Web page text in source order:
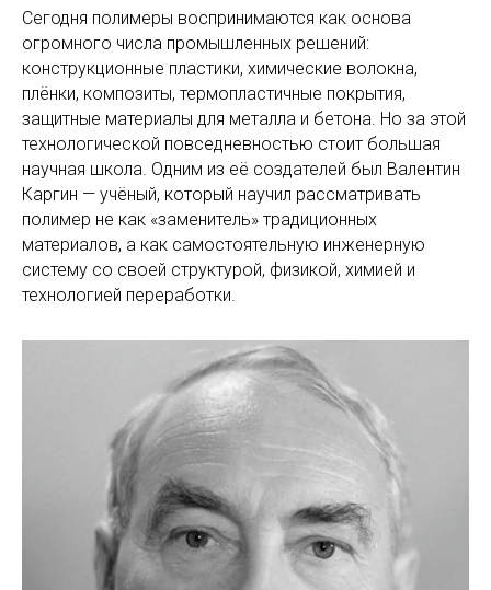
Сегодня полимеры воспринимаются как основа
огромного числа промышленных решений:
конструкционные пластики, химические волокна,
плёнки, композиты, термопластичные покрытия,
защитные материалы для металла и бетона. Но за этой
технологической повседневностью стоит большая
научная школа. Одним из её создателей был Валентин
Каргин — учёный, который научил рассматривать
полимер не как «заменитель» традиционных
материалов, а как самостоятельную инженерную
систему со своей структурой, физикой, химией и
технологией переработки.